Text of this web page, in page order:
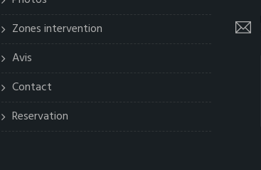
Zones intervention
Avis
Contact
Reservation